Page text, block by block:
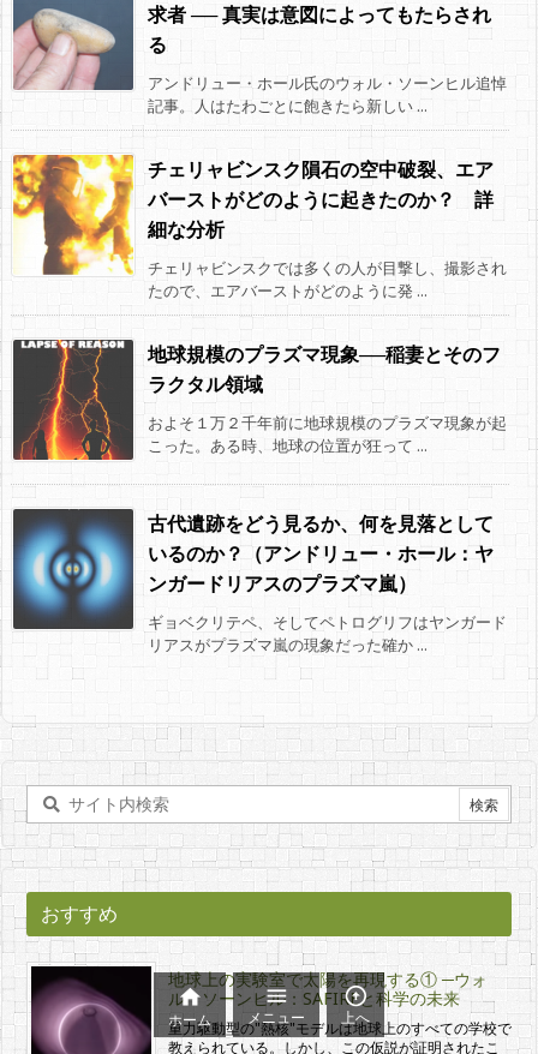
求者 ── 真実は意図によってもたらされ
る
アンドリュー・ホール氏のウォル・ソーンヒル追悼
記事。人はたわごとに飽きたら新しい ...
チェリャビンスク隕石の空中破裂、エア
バーストがどのように起きたのか？ 詳
細な分析
チェリャビンスクでは多くの人が目撃し、撮影され
たので、エアバーストがどのように発 ...
地球規模のプラズマ現象──稲妻とそのフ
ラクタル領域
およそ１万２千年前に地球規模のプラズマ現象が起
こった。ある時、地球の位置が狂って ...
古代遺跡をどう見るか、何を見落として
いるのか？（アンドリュー・ホール：ヤ
ンガードリアスのプラズマ嵐）
ギョベクリテペ、そしてペトログリフはヤンガード
リアスがプラズマ嵐の現象だった確か ...
おすすめ
地球上の実験室で太陽を再現する① ─ウォ
ル・ソーンヒル：SAFIREと科学の未来
重力駆動型の"熱核"モデルは地球上のすべての学校で
教えられている。しかし、この仮説が証明されたこ

ホーム

メニュー

上へ